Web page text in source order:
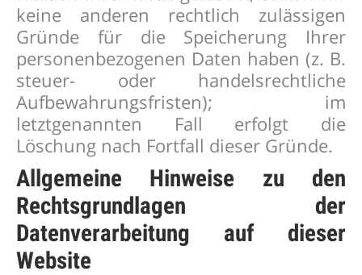
keine anderen rechtlich zulässigen
Gründe für die Speicherung Ihrer
personenbezogenen Daten haben (z. B.
steuer- oder handelsrechtliche
Aufbewahrungsfristen); im
letztgenannten Fall erfolgt die
Löschung nach Fortfall dieser Gründe.
Allgemeine Hinweise zu den
Rechtsgrundlagen der
Datenverarbeitung auf dieser
Website